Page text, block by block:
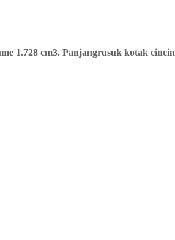
1.728 cm3. Panjangrusuk kotak cincin